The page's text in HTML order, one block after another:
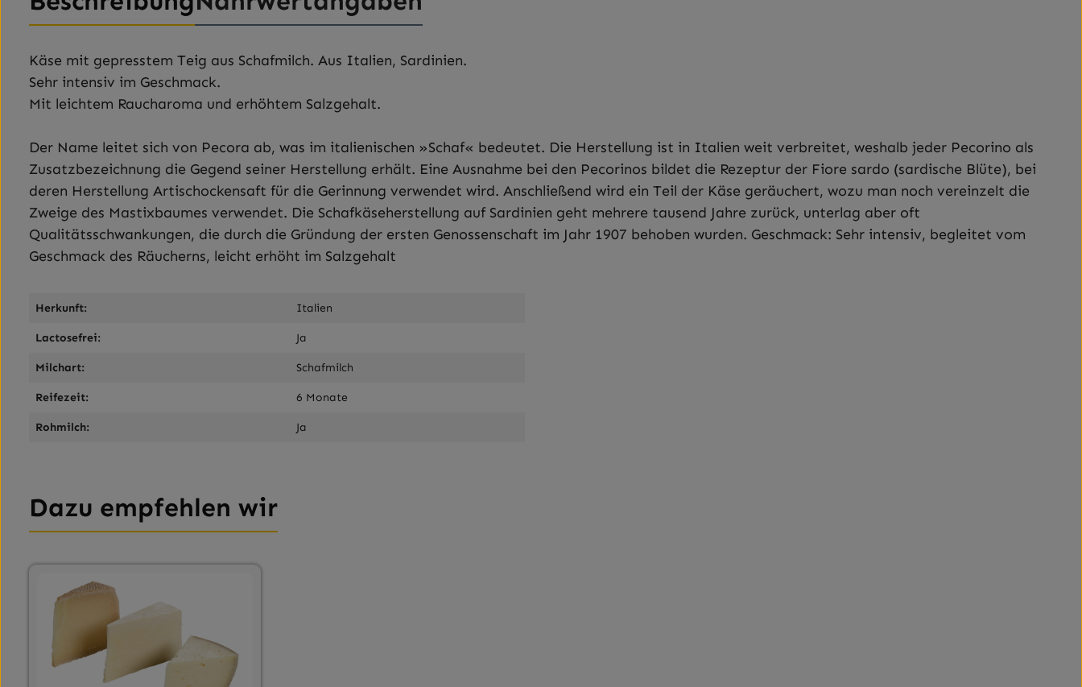
Käse mit gepresstem Teig aus Schafmilch. Aus Italien, Sardinien.
Sehr intensiv im Geschmack.
Mit leichtem Raucharoma und erhöhtem Salzgehalt.
Der Name leitet sich von Pecora ab, was im italienischen »Schaf« bedeutet. Die Herstellung ist in Italien weit verbreitet, weshalb jeder Pecorino als
Zusatzbezeichnung die Gegend seiner Herstellung erhält. Eine Ausnahme bei den Pecorinos bildet die Rezeptur der Fiore sardo (sardische Blüte), bei
deren Herstellung Artischockensaft für die Gerinnung verwendet wird. Anschließend wird ein Teil der Käse geräuchert, wozu man noch vereinzelt die
Zweige des Mastixbaumes verwendet. Die Schafkäseherstellung auf Sardinien geht mehrere tausend Jahre zurück, unterlag aber oft
Qualitätsschwankungen, die durch die Gründung der ersten Genossenschaft im Jahr 1907 behoben wurden. Geschmack: Sehr intensiv, begleitet vom
Geschmack des Räucherns, leicht erhöht im Salzgehalt
Herkunft: Italien
Lactosefrei: Ja
Milchart: Schafmilch
Reifezeit: 6 Monate
Rohmilch: Ja
Dazu empfehlen wir